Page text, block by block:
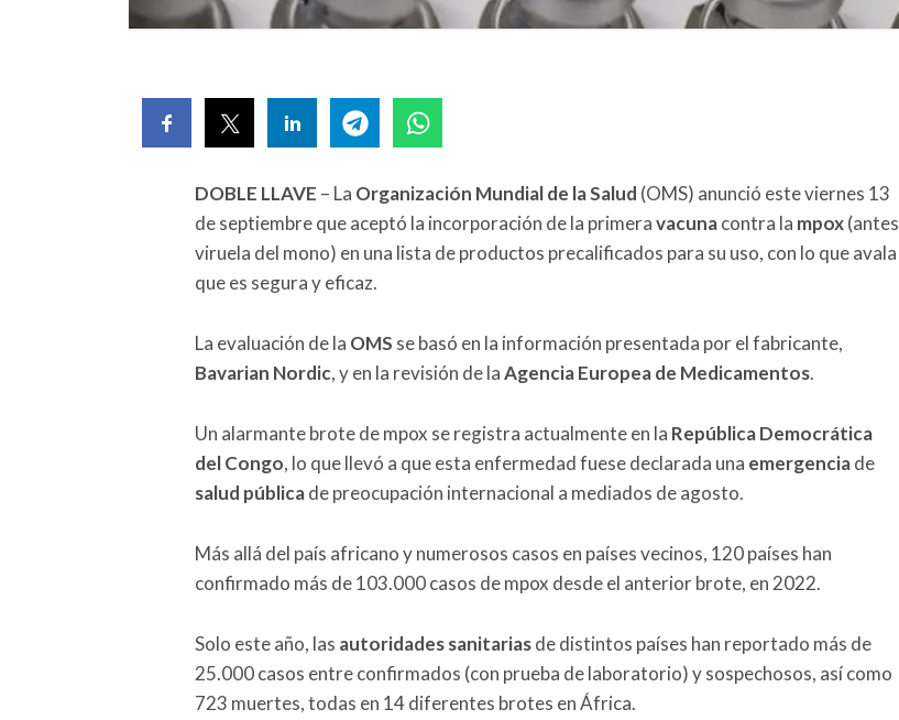
DOBLE LLAVE – La Organización Mundial de la Salud (OMS) anunció este viernes 13
de septiembre que aceptó la incorporación de la primeravacunacontra la mpox(antes
viruela del mono) en una lista de productos precalificados para su uso, con lo que avala
que es segura y eficaz.
La evaluación de la OMS se basó en la información presentada por el fabricante,
Bavarian Nordic, y en la revisión de laAgencia Europea de Medicamentos.
Un alarmante brote de mpox se registra actualmente en la República Democrática
del Congo, lo que llevó a que esta enfermedad fuese declarada una emergenciade
salud públicade preocupación internacional a mediados de agosto.
Más allá del país africano y numerosos casos en países vecinos, 120 países han
confirmado más de 103.000 casos de mpox desde el anterior brote, en 2022.
Solo este año, las autoridades sanitariasde distintos países han reportado más de
25.000 casos entre confirmados (con prueba de laboratorio) y sospechosos, así como
723 muertes, todas en 14 diferentes brotes en África.